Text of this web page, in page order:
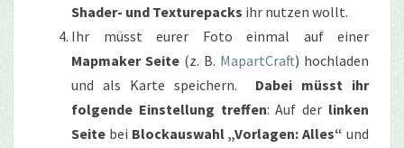
Shader- und Texturepacks ihr nutzen wollt.
Ihr müsst eurer Foto einmal auf einer
Mapmaker Seite (z. B. MapartCraft) hochladen
und als Karte speichern. Dabei müsst ihr
folgende Einstellung treffen: Auf der linken
Seite bei Blockauswahl „Vorlagen: Alles“ und